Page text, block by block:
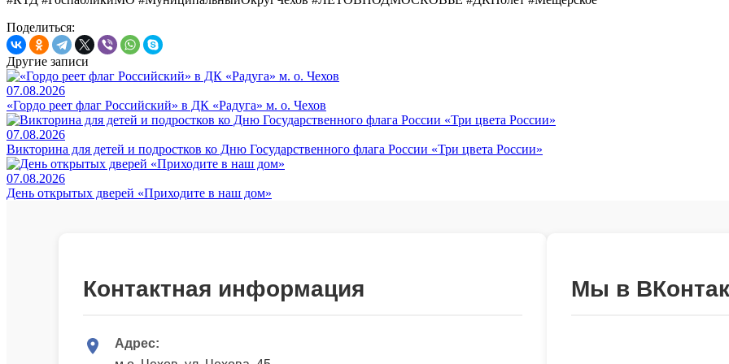
Поделиться:
Другие записи
07.08.2026
«Гордо реет флаг Российский» в ДК «Радуга» м. о. Чехов
07.08.2026
Викторина для детей и подростков ко Дню Государственного флага России «Три цвета России»
07.08.2026
День открытых дверей «Приходите в наш дом»
Контактная информация
Адрес:
Мы в